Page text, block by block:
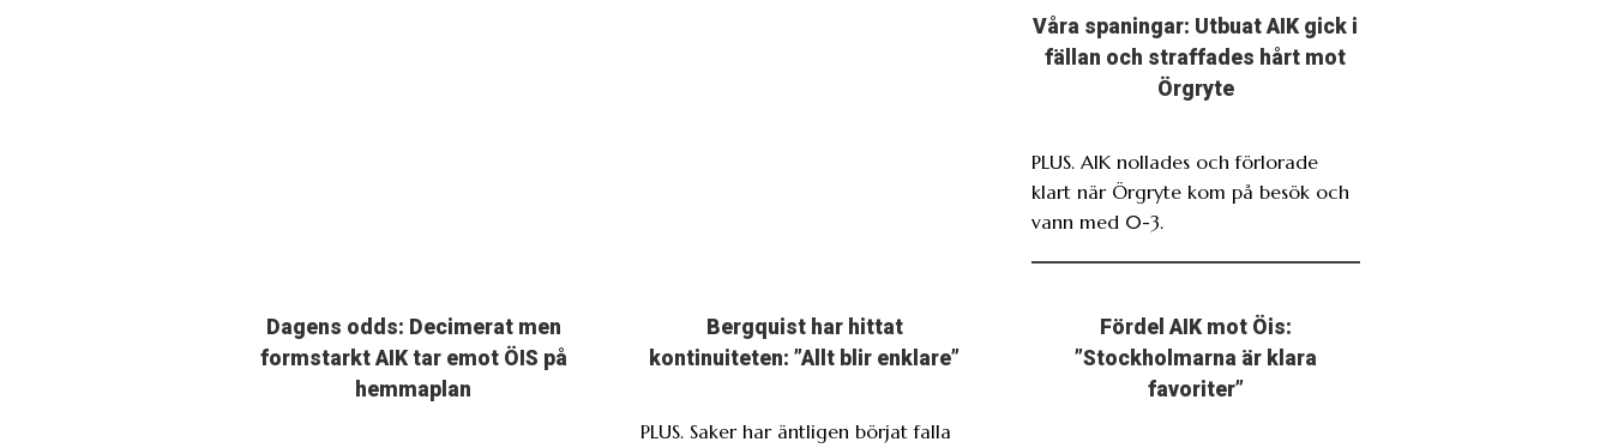
Våra spaningar: Utbuat AIK gick i
fällan och straffades hårt mot
Örgryte
PLUS. AIK nollades och förlorade
klart när Örgryte kom på besök och
vann med 0-3.
Dagens odds: Decimerat men
formstarkt AIK tar emot ÖIS på
hemmaplan
Bergquist har hittat
kontinuiteten: ”Allt blir enklare”
PLUS. Saker har äntligen börjat falla
Fördel AIK mot Öis:
”Stockholmarna är klara
favoriter”